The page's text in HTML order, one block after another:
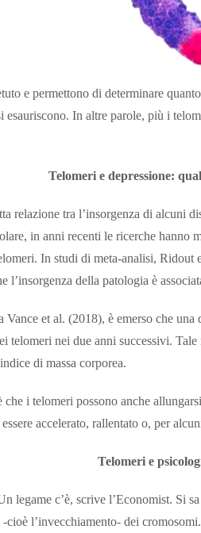
e permettono di determinare
esauriscono. In altre parole, più i
Telomeri e depressione:
relazione tra l’insorgenza di alcuni
in anni recenti le ricerche hanno
In studi di meta-analisi,
l’insorgenza della patologia è
Vance et al. (2018), è emerso che
telomeri nei due anni successivi.
di massa corporea.
i telomeri possono anche
accelerato, rallentato o, per
Telomeri e
legame c’è, scrive l’Economist. Si
cioè l’invecchiamento- dei cromosomi.